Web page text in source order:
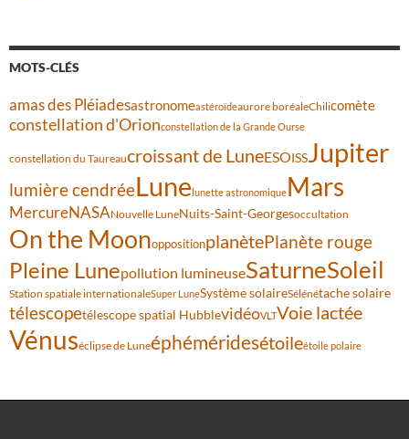
MOTS-CLÉS
amas des Pléiadesastronomeastéroïdeaurore boréaleChilicomète
constellation d'Orionconstellation de la Grande Ourse
constellation du Taureaucroissant de LuneESOISSJupiter
lumière cendréeLune lunette astronomiqueMars
MercureNASANouvelle LuneNuits-Saint-Georgesoccultation
On the MoonoppositionplanètePlanète rouge
Pleine Lunepollution lumineuseSaturneSoleil
Station spatiale internationaleSuper LuneSystème solaireSélénétache solaire
télescopetélescope spatial HubblevidéoVLTVoie lactée
Vénuséclipse de Luneéphéméridesétoileétoile polaire